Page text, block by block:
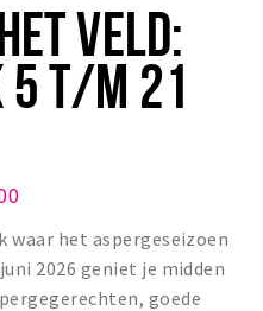
VELD:
5 T/M 21
waar het aspergeseizoen
2026 geniet je midden
goede